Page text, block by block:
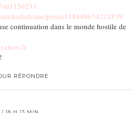
m1156233
charlott.tine/posts/458449634221839
continuation dans le monde hostile de
RÉPONDRE
18 H 13 MIN